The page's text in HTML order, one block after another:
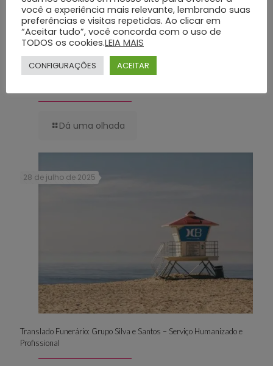
Serviços Funerários de Qualidade com o Grupo Silva e Santos:
Dá uma olhada
28 de julho de 2025
Translado Funerário: Grupo Silva e Santos – Serviço Humanizado e
Profissional
você a experiência mais relevante, lembrando suas
preferências e visitas repetidas. Ao clicar em
“Aceitar tudo”, você concorda com o uso de
TODOS os cookies.LEIA MAIS
CONFIGURAÇÕES ACEITAR